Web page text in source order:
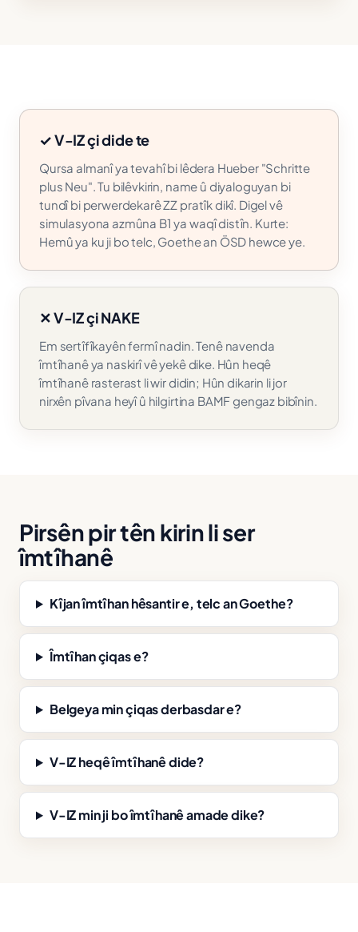
✓ V-IZ çi dide te
Qursa almanî ya tevahî bi lêdera Hueber "Schritte
plus Neu". Tu bilêvkirin, name û diyaloguyan bi
tundî bi perwerdekarê ZZ pratîk dikî. Digel vê
simulasyona azmûna B1 ya waqî distîn. Kurte:
Hemû ya ku ji bo telc, Goethe an ÖSD hewce ye.
✕ V-IZ çi NAKE
Em sertîfîkayên fermî nadin. Tenê navenda
îmtîhanê ya naskirî vê yekê dike. Hûn heqê
îmtîhanê rasterast li wir didin; Hûn dikarin li jor
nirxên pîvana heyî û hilgirtina BAMF gengaz bibînin.
Pirsên pir tên kirin li ser
îmtîhanê
Kîjan îmtîhan hêsantir e, telc an Goethe?
Îmtîhan çiqas e?
Belgeya min çiqas derbasdar e?
V-IZ heqê îmtîhanê dide?
V-IZ min ji bo îmtîhanê amade dike?